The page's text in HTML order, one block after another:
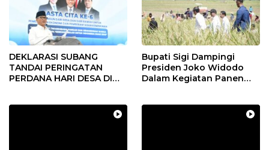
DEKLARASI SUBANG
TANDAI PERINGATAN
PERDANA HARI DESA DI
Bupati Sigi Dampingi
Presiden Joko Widodo
Dalam Kegiatan Panen